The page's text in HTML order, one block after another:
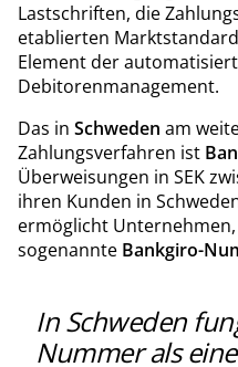
Lastschriften, die
etablierten
Element der
Debitorenmanagement.
Das in Schweden am
Zahlungsverfahren ist
Überweisungen in SEK
ihren Kunden in
ermöglicht
sogenannte Bankgiro-
In Schweden
Nummer als